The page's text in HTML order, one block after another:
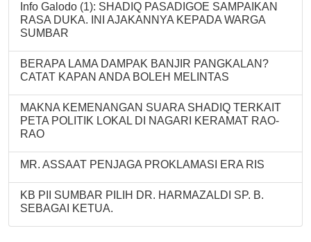
Info Galodo (1): SHADIQ PASADIGOE SAMPAIKAN
RASA DUKA. INI AJAKANNYA KEPADA WARGA
SUMBAR
BERAPA LAMA DAMPAK BANJIR PANGKALAN?
CATAT KAPAN ANDA BOLEH MELINTAS
MAKNA KEMENANGAN SUARA SHADIQ TERKAIT
PETA POLITIK LOKAL DI NAGARI KERAMAT RAO-
RAO
MR. ASSAAT PENJAGA PROKLAMASI ERA RIS
KB PII SUMBAR PILIH DR. HARMAZALDI SP. B.
SEBAGAI KETUA.